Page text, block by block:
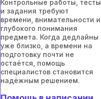
Контрольные работы, тесты
и задания требуют
времени, внимательности и
глубокого понимания
предмета. Когда дедлайны
уже близко, а времени на
подготовку почти не
остаётся, помощь
специалистов становится
надёжным решением.